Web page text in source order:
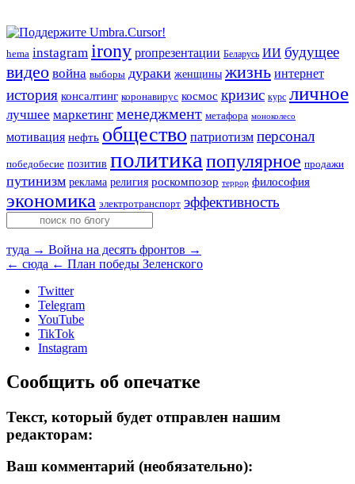
hema instagram irony proпрезентации Беларусь ИИ будущее
видео война выборы дураки женщины жизнь интернет
история консалтинг коронавирус космос кризис курс личное
лучшее маркетинг менеджмент метафора моноколесо
мотивация нефть общество патриотизм персонал
победобесие позитив политика популярное продажи
путинизм реклама религия роскомпозор террор философия
экономика электротранспорт эффективность
туда → Война на десять фронтов →
← сюда ← План победы Зеленского
Twitter
Telegram
YouTube
TikTok
Instagram
Сообщить об опечатке
Текст, который будет отправлен нашим
редакторам:
Ваш комментарий (необязательно):